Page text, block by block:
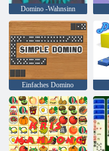
Domino -Wahnsinn
Einfaches Domino